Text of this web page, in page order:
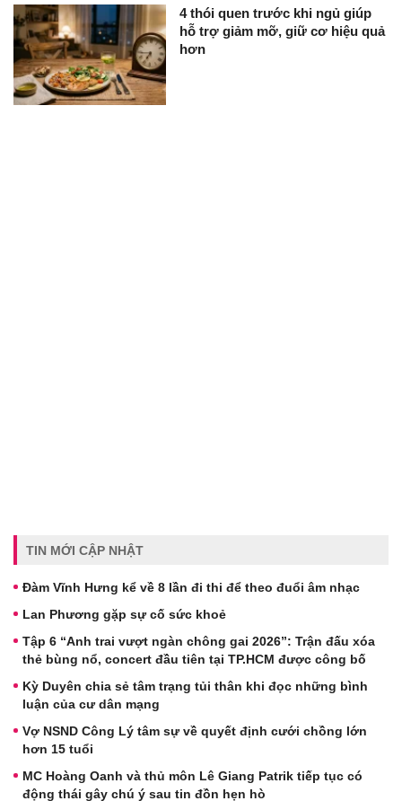
4 thói quen trước khi ngủ giúp
hỗ trợ giảm mỡ, giữ cơ hiệu quả
hơn
TIN MỚI CẬP NHẬT
Đàm Vĩnh Hưng kể về 8 lần đi thi để theo đuổi âm nhạc
Lan Phương gặp sự cố sức khoẻ
Tập 6 “Anh trai vượt ngàn chông gai 2026”: Trận đấu xóa
thẻ bùng nổ, concert đầu tiên tại TP.HCM được công bố
Kỳ Duyên chia sẻ tâm trạng tủi thân khi đọc những bình
luận của cư dân mạng
Vợ NSND Công Lý tâm sự về quyết định cưới chồng lớn
hơn 15 tuổi
MC Hoàng Oanh và thủ môn Lê Giang Patrik tiếp tục có
động thái gây chú ý sau tin đồn hẹn hò